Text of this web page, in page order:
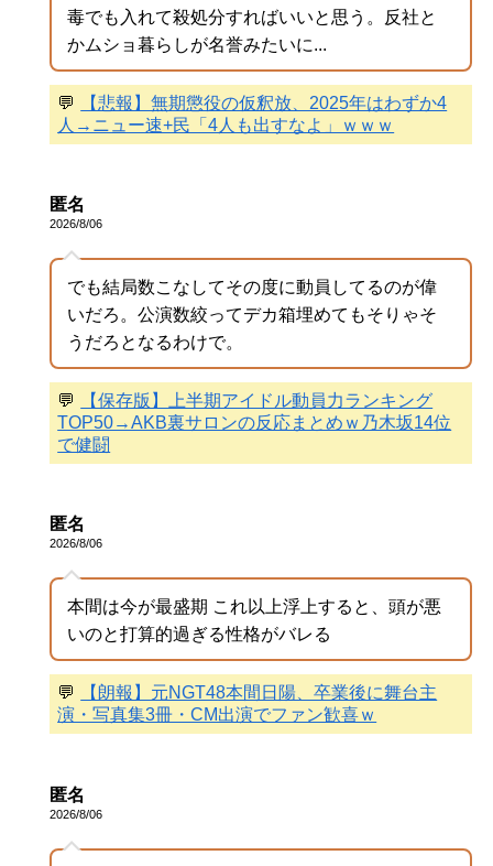
毒でも入れて殺処分すればいいと思う。反社と
かムショ暮らしが名誉みたいに...
💬
【悲報】無期懲役の仮釈放、2025年はわずか4
人→ニュー速+民「4人も出すなよ」ｗｗｗ
匿名
2026/8/06
でも結局数こなしてその度に動員してるのが偉
いだろ。公演数絞ってデカ箱埋めてもそりゃそ
うだろとなるわけで。
💬
【保存版】上半期アイドル動員力ランキング
TOP50→AKB裏サロンの反応まとめｗ乃木坂14位
で健闘
匿名
2026/8/06
本間は今が最盛期 これ以上浮上すると、頭が悪
いのと打算的過ぎる性格がバレる
💬
【朗報】元NGT48本間日陽、卒業後に舞台主
演・写真集3冊・CM出演でファン歓喜ｗ
匿名
2026/8/06